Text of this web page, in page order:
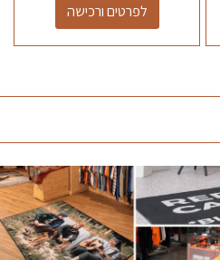
לפרטים ורכישה